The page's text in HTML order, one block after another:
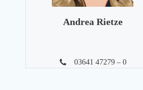
Andrea Rietze
03641 47279 – 0